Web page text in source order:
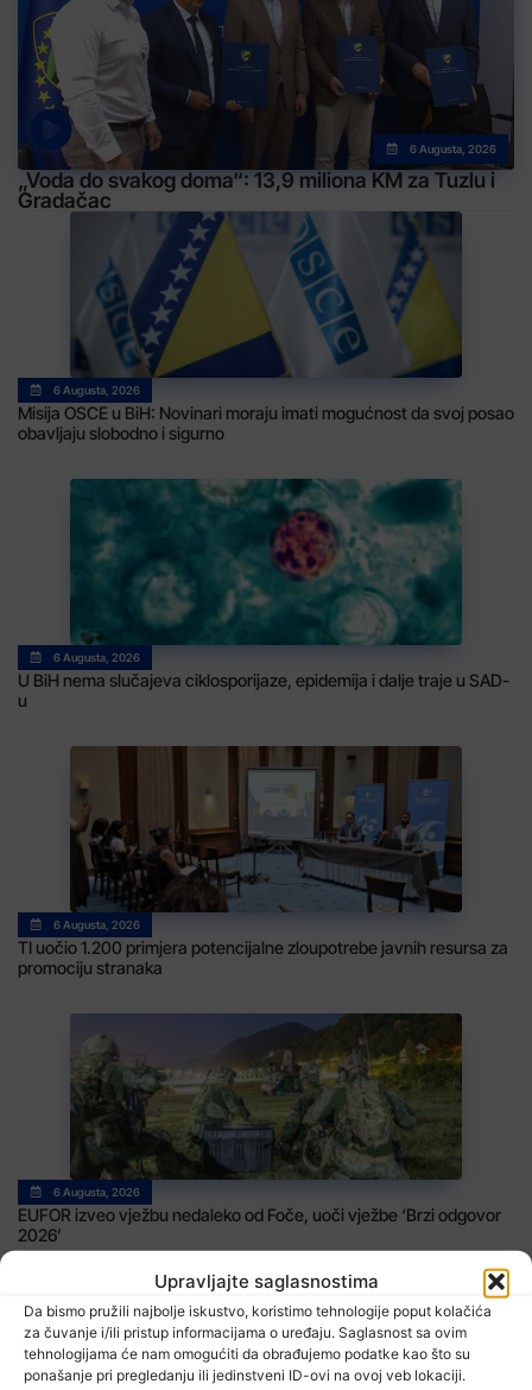
Upravljajte saglasnostima
Da bismo pružili najbolje iskustvo, koristimo tehnologije poput kolačića
za čuvanje i/ili pristup informacijama o uređaju. Saglasnost sa ovim
tehnologijama će nam omogućiti da obrađujemo podatke kao što su
ponašanje pri pregledanju ili jedinstveni ID-ovi na ovoj veb lokaciji.
6 Augusta, 2026
„Voda do svakog doma“: 13,9 miliona KM za Tuzlu i
Gradačac
6 Augusta, 2026
Misija OSCE u BiH: Novinari moraju imati mogućnost da svoj posao
obavljaju slobodno i sigurno
6 Augusta, 2026
U BiH nema slučajeva ciklosporijaze, epidemija i dalje traje u SAD-
u
6 Augusta, 2026
TI uočio 1.200 primjera potencijalne zloupotrebe javnih resursa za
promociju stranaka
6 Augusta, 2026
EUFOR izveo vježbu nedaleko od Foče, uoči vježbe ‘Brzi odgovor
2026’
TV RASPORED